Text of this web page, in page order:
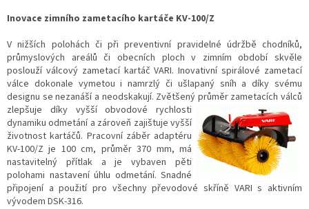
Inovace zimního zametacího kartáče KV-100/Z
V nižších polohách či při preventivní pravidelné údržbě chodníků,
průmyslových areálů či obecních ploch v zimním období skvěle
poslouží válcový zametací kartáč VARI. Inovativní spirálové zametací
válce dokonale vymetou i namrzlý či ušlapaný sníh a díky svému
designu se nezanáší a neodskakují. Zvětšený průměr zametacích válců
zlepšuje díky vyšší obvodové rychlosti
dynamiku odmetání a zároveň zajištuje vyšší
životnost kartáčů. Pracovní záběr adaptéru
KV-100/Z je 100 cm, průměr 370 mm, má
nastavitelný přítlak a je vybaven pěti
polohami nastavení úhlu odmetání. Snadné
připojení a použití pro všechny převodové skříně VARI s aktivním
vývodem DSK-316.